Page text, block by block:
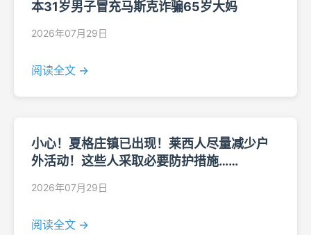
本31岁男子冒充马斯克诈骗65岁大妈
2026年07月29日
阅读全文 →
小心！夏格庄镇已出现！莱西人尽量减少户
外活动！这些人采取必要防护措施……
2026年07月29日
阅读全文 →